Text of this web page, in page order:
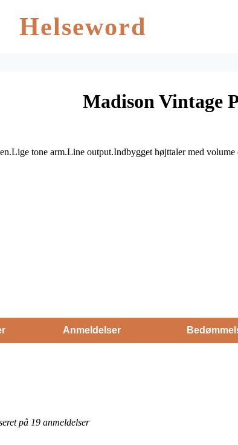
Helseword
Madison Vintage
tone arm.Line output.Indbygget højttaler med volume
Anmeldelser
på 19 anmeldelser